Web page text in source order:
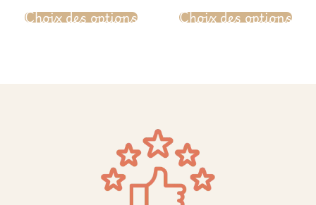
Choix des options Choix des options